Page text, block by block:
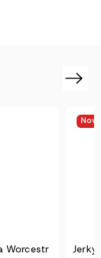
klobása Teriyaki
Next